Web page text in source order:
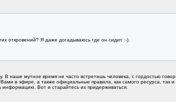
откровений? Я даже догадываюсь где он сидит :-).
наше мутное время не часто встретишь человека, с гордостью
в эфире, а также официальные правила, как самого ресурса, так и
Вот и старайтесь их придерживаться.